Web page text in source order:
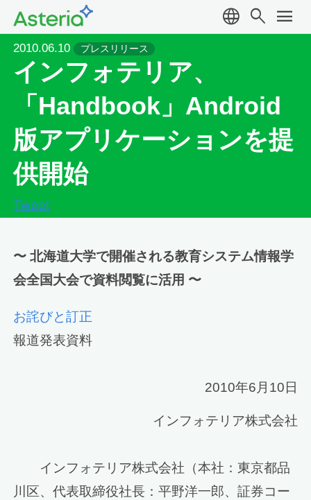
language search menu
2010.06.10 プレスリリース
インフォテリア、
「Handbook」Android
版アプリケーションを提
供開始
Tweet
〜 北海道大学で開催される教育システム情報学
会全国大会で資料閲覧に活用 〜
お詫びと訂正
報道発表資料
2010年6月10日
インフォテリア株式会社
インフォテリア株式会社（本社：東京都品
川区、代表取締役社長：平野洋一郎、証券コー